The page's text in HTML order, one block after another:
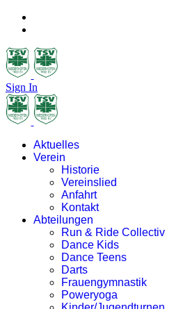
Sign In
Aktuelles
Verein
Historie
Vereinslied
Anfahrt
Kontakt
Abteilungen
Run & Ride Collectiv
Dance Kids
Dance Teens
Darts
Frauengymnastik
Poweryoga